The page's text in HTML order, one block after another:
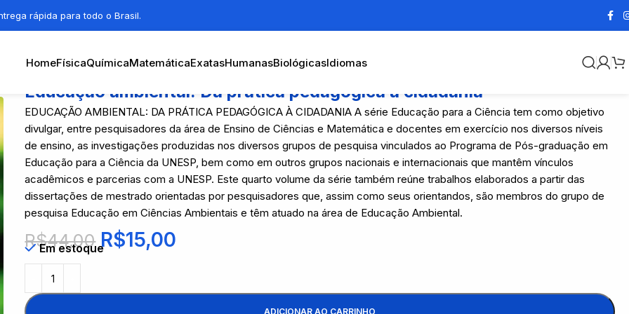
rápida para todo o Brasil.
HomeFísicaQuímicaMatemáticaExatasHumanasBiológicasIdiomas
Educação ambiental: Da prática pedagógica à cidadania
EDUCAÇÃO AMBIENTAL: DA PRÁTICA PEDAGÓGICA À CIDADANIA A série Educação para a Ciência tem como objetivo
divulgar, entre pesquisadores da área de Ensino de Ciências e Matemática e docentes em exercício nos diversos níveis
de ensino, as investigações produzidas nos diversos grupos de pesquisa vinculados ao Programa de Pós-graduação em
Educação para a Ciência da UNESP, bem como em outros grupos nacionais e internacionais que mantêm vínculos
acadêmicos e parcerias com a UNESP. Este quarto volume da série também reúne trabalhos elaborados a partir das
dissertações de mestrado orientadas por pesquisadores que, assim como seus orientandos, são membros do grupo de
pesquisa Educação em Ciências Ambientais e têm atuado na área de Educação Ambiental.
R$44,00 R$15,00
Em estoque
ADICIONAR AO CARRINHO